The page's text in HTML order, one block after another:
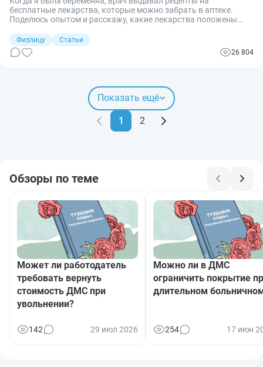
бесплатные лекарства, которые можно забрать в аптеке.
Поделюсь опытом и расскажу, какие лекарства положены
Физлицу
Статьи
26 804
Показать ещё
1 2
Обзоры по теме
Может ли работодатель
требовать вернуть
стоимость ДМС при
увольнении?
142 29 июл 2026
Можно ли в ДМС
ограничить покрытие
длительном
254 17 июн